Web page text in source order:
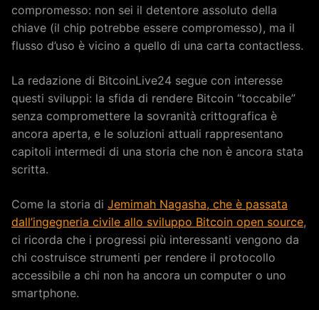
compromesso: non sei il detentore assoluto della
chiave (il chip potrebbe essere compromesso), ma il
flusso d’uso è vicino a quello di una carta contactless.
La redazione di BitcoinLive24 segue con interesse
questi sviluppi: la sfida di rendere Bitcoin “toccabile”
senza compromettere la sovranità crittografica è
ancora aperta, e le soluzioni attuali rappresentano
capitoli intermedi di una storia che non è ancora stata
scritta.
Come la storia di Jemimah Nagasha, che è passata
dall’ingegneria civile allo sviluppo Bitcoin open source,
ci ricorda che i progressi più interessanti vengono da
chi costruisce strumenti per rendere il protocollo
accessibile a chi non ha ancora un computer o uno
smartphone.